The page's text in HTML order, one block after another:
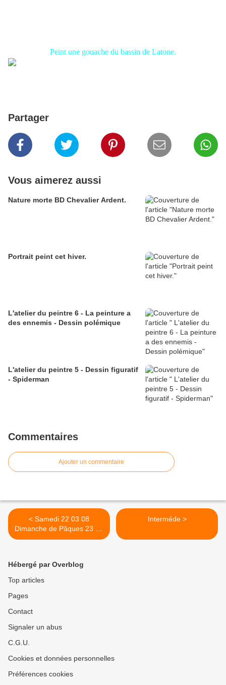
Peint une gouache du bassin de Latone.
Partager
Vous aimerez aussi
Nature morte BD Chevalier Ardent.
Portrait peint cet hiver.
L'atelier du peintre 6 - La peinture a
des ennemis - Dessin polémique
L'atelier du peintre 5 - Dessin figuratif
- Spiderman
Commentaires
Ajouter un commentaire
< Samedi 22 03 08
Dimanche de Pâques 23 03
08
Interméde >
Hébergé par Overblog
Top articles
Pages
Contact
Signaler un abus
C.G.U.
Cookies et données personnelles
Préférences cookies